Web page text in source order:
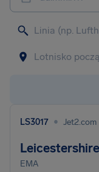
LS3017 • Jet2.com
Leicestershire
EMA